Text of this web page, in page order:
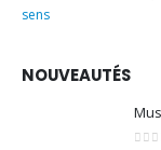
NOUVEAUTÉS